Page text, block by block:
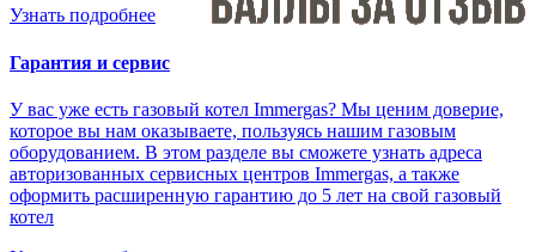
Узнать подробнее
Гарантия и сервис
У вас уже есть газовый котел Immergas? Мы ценим доверие,
которое вы нам оказываете, пользуясь нашим газовым
оборудованием. В этом разделе вы сможете узнать адреса
авторизованных сервисных центров Immergas, а также
оформить расширенную гарантию до 5 лет на свой газовый
котел